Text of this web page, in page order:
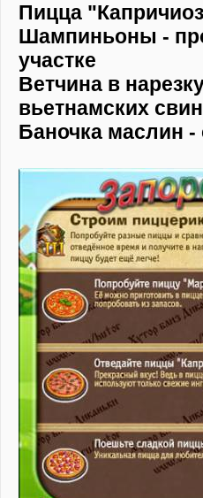
Пицца
Шампиньоны -
участке
Ветчина в
вьетнамских
Баночка маслин -